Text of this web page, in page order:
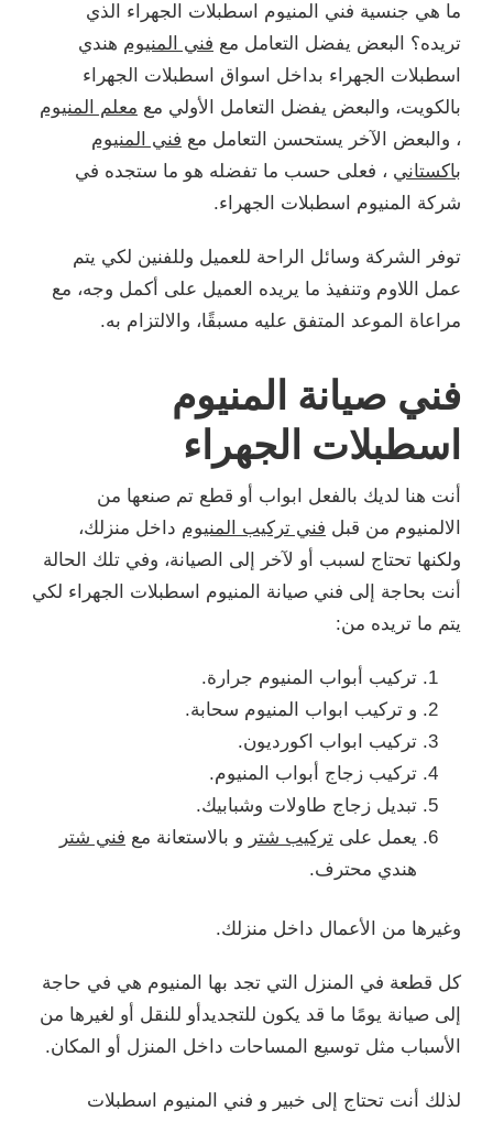
ما هي جنسية فني المنيوم اسطبلات الجهراء الذي
تريده؟ البعض يفضل التعامل مع فني المنيوم هندي
اسطبلات الجهراء بداخل اسواق اسطبلات الجهراء
بالكويت، والبعض يفضل التعامل الأولي مع معلم المنيوم
، والبعض الآخر يستحسن التعامل مع فني المنيوم
باكستاني ، فعلى حسب ما تفضله هو ما ستجده في
شركة المنيوم اسطبلات الجهراء.
توفر الشركة وسائل الراحة للعميل وللفنين لكي يتم
عمل اللاوم وتنفيذ ما يريده العميل على أكمل وجه، مع
مراعاة الموعد المتفق عليه مسبقًا، والالتزام به.
فني صيانة المنيوم
اسطبلات الجهراء
أنت هنا لديك بالفعل ابواب أو قطع تم صنعها من
الالمنيوم من قبل فني تركيب المنيوم داخل منزلك،
ولكنها تحتاج لسبب أو لآخر إلى الصيانة، وفي تلك الحالة
أنت بحاجة إلى فني صيانة المنيوم اسطبلات الجهراء لكي
يتم ما تريده من:
تركيب أبواب المنيوم جرارة.
و تركيب ابواب المنيوم سحابة.
تركيب ابواب اكورديون.
تركيب زجاج أبواب المنيوم.
تبديل زجاج طاولات وشبابيك.
يعمل على تركيب شتر و بالاستعانة مع فني شتر
هندي محترف.
وغيرها من الأعمال داخل منزلك.
كل قطعة في المنزل التي تجد بها المنيوم هي في حاجة
إلى صيانة يومًا ما قد يكون للتجديدأو للنقل أو لغيرها من
الأسباب مثل توسيع المساحات داخل المنزل أو المكان.
لذلك أنت تحتاج إلى خبير و فني المنيوم اسطبلات